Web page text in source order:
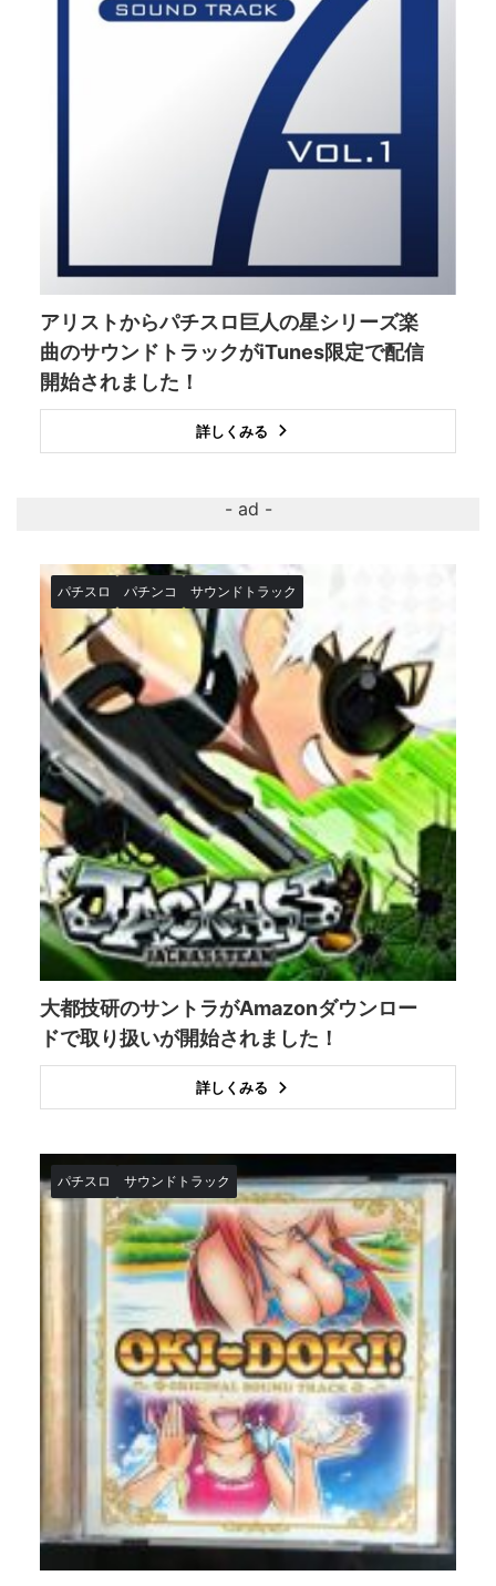
アリストからパチスロ巨人の星シリーズ楽
曲のサウンドトラックがiTunes限定で配信
開始されました！
詳しくみる
パチスロ パチンコ サウンドトラック
大都技研のサントラがAmazonダウンロー
ドで取り扱いが開始されました！
詳しくみる
パチスロ サウンドトラック